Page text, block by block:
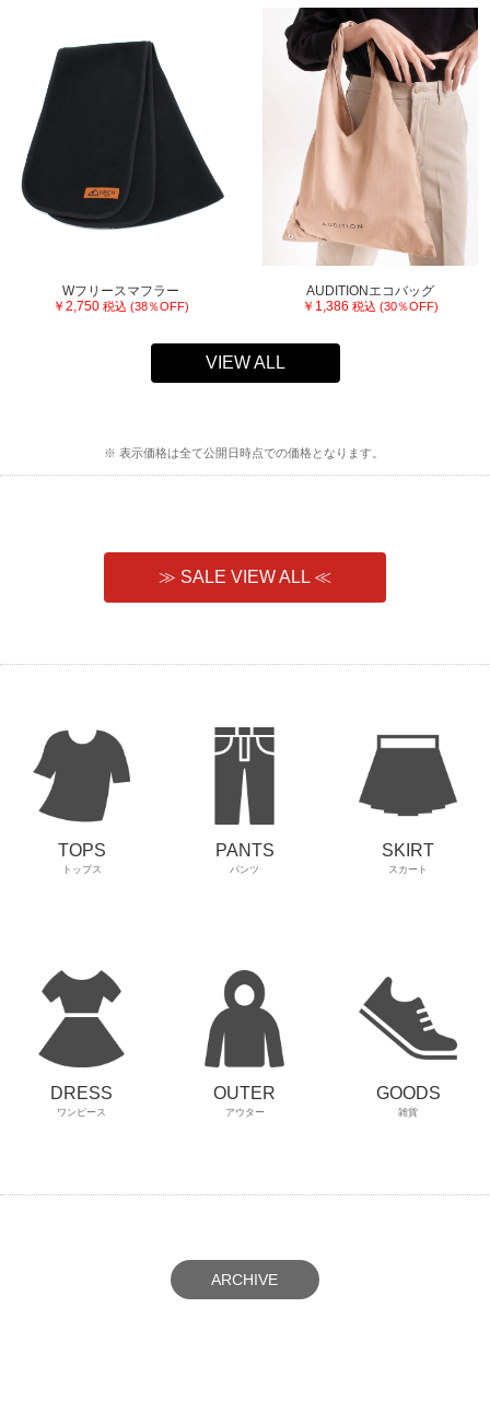
Wフリースマフラー
￥2,750 税込 (38％OFF)
AUDITIONエコバッグ
￥1,386 税込 (30％OFF)
VIEW ALL
※ 表示価格は全て公開日時点での価格となります。
≫ SALE VIEW ALL ≪
TOPS
トップス
PANTS
パンツ
SKIRT
スカート
DRESS
ワンピース
OUTER
アウター
GOODS
雑貨
ARCHIVE